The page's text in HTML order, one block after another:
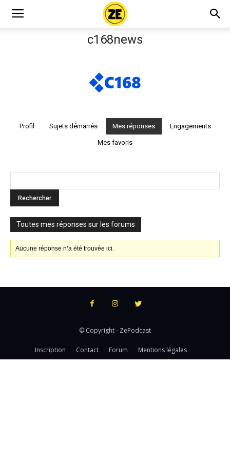
c168news
Profil Sujets démarrés Mes réponses Engagements
Mes favoris
Toutes mes réponses sur les forums
Aucune réponse n’a été trouvée ici.
© Copyright - ZePodcast
Inscription Contact Forum Mentions légales